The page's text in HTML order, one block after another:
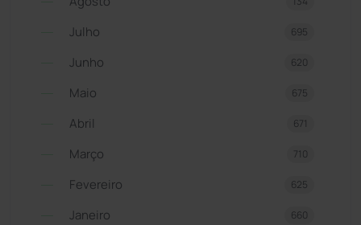
Julho 695
Junho 620
Maio 675
Abril 671
Março 710
Fevereiro 625
Janeiro 660